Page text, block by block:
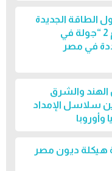
الطاقة الجديدة
والمتجددة: ورقة السياسات رقم 2 “جولة في
في مصر
الهند والشرق
سلاسل الإمداد
هيكلة ديون مصر